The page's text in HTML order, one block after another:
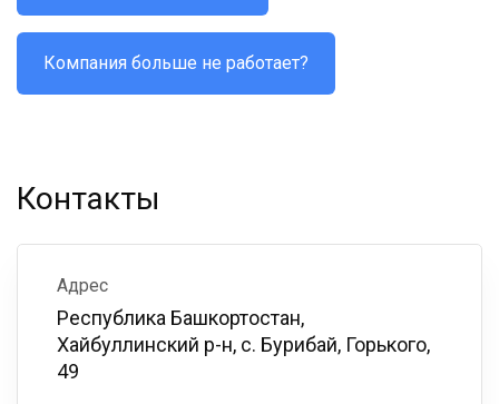
Компания больше не работает?
Контакты
Адрес
Республика Башкортостан,
Хайбуллинский р-н, с. Бурибай, Горького,
49